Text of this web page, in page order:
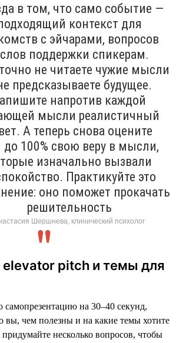
в том, что само событие —
контекст для
с эйчарами, вопросов
поддержки спикерам.
не читаете чужие мысли
предсказываете будущее.
напротив каждой
мысли реалистичный
А теперь снова оцените
до 100% свою веру в мысли,
изначально вызвали
Практикуйте это
оно поможет прокачать
решительность
Шершнева, клинический психолог
elevator pitch и темы для
на 30–40 секунд,
вы, чем полезны и на какие темы хотите
несколько вопросов, чтобы